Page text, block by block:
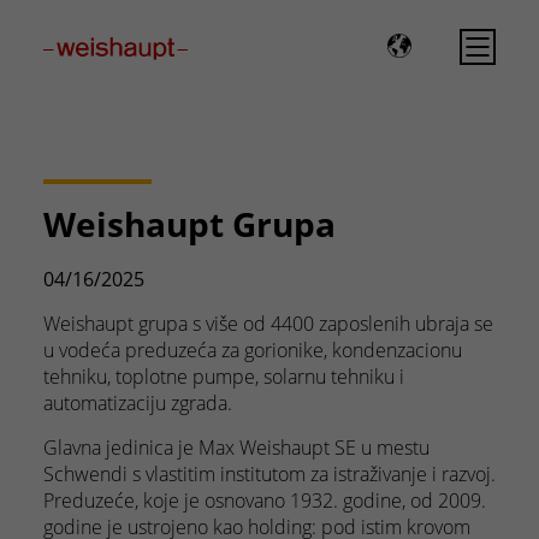
Weishaupt Grupa
04/16/2025
Weishaupt grupa s više od 4400 zaposlenih ubraja se
u vodeća preduzeća za gorionike, kondenzacionu
tehniku, toplotne pumpe, solarnu tehniku i
automatizaciju zgrada.
Glavna jedinica je Max Weishaupt SE u mestu
Schwendi s vlastitim institutom za istraživanje i razvoj.
Preduzeće, koje je osnovano 1932. godine, od 2009.
godine je ustrojeno kao holding: pod istim krovom